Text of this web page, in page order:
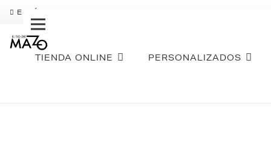
ENVÍO GRATIS
TIENDA ONLINE PERSONALIZADOS